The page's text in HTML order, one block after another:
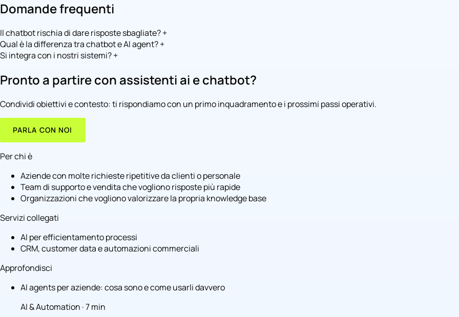
Domande frequenti
Il chatbot rischia di dare risposte sbagliate?+
Qual è la differenza tra chatbot e AI agent?+
Si integra con i nostri sistemi?+
Pronto a partire con assistenti ai e chatbot?
Condividi obiettivi e contesto: ti rispondiamo con un primo inquadramento e i prossimi passi operativi.
PARLA CON NOI
Per chi è
Aziende con molte richieste ripetitive da clienti o personale
Team di supporto e vendita che vogliono risposte più rapide
Organizzazioni che vogliono valorizzare la propria knowledge base
Servizi collegati
AI per efficientamento processi
CRM, customer data e automazioni commerciali
Approfondisci
AI agents per aziende: cosa sono e come usarli davvero
AI & Automation · 7 min